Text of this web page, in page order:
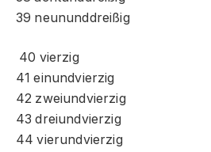
39 neununddreißig
40 vierzig
41 einundvierzig
42 zweiundvierzig
43 dreiundvierzig
44 vierundvierzig